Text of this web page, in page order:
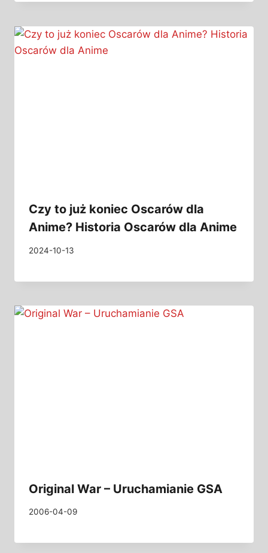
Czy to już koniec Oscarów dla
Anime? Historia Oscarów dla Anime
2024-10-13
Original War – Uruchamianie GSA
2006-04-09